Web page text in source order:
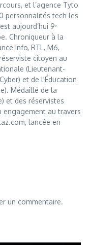
et l’agence Tyto
personnalités tech les
aujourd’hui 9ᵉ
Chroniqueur à la
Info, RTL, M6,
citoyen au
(Lieutenant-
et de l'Éducation
Médaillé de la
et des réservistes
au travers
lancée en
un commentaire.